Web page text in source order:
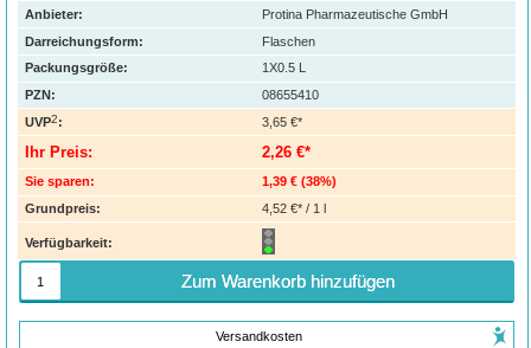
Anbieter:
Protina Pharmazeutische GmbH
Darreichungsform:
Flaschen
Packungsgröße:
1X0.5
PZN:
08655410
UVP2: 3,65 €*
Ihr Preis: 2,26 €*
Sie sparen: 1,39 € (38%)
Grundpreis:
4,52 €* / 1 l
Verfügbarkeit:
Zum Warenkorb hinzufügen
Versandkosten